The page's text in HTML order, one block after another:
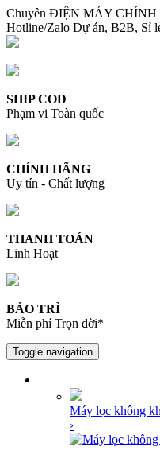
Chuyên ĐIỆN MÁY
Hotline/Zalo Dự án, B2B, Sỉ
SHIP COD
Phạm vi Toàn quốc
CHÍNH HÃNG
Uy tín - Chất lượng
THANH TOÁN
Linh Hoạt
BẢO TRÌ
Miễn phí Trọn đời*
Toggle navigation
Máy lọc không
›